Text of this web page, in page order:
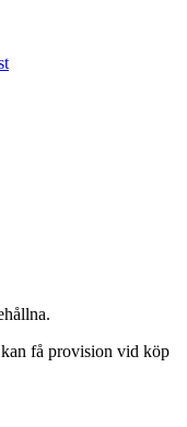
få provision vid köp